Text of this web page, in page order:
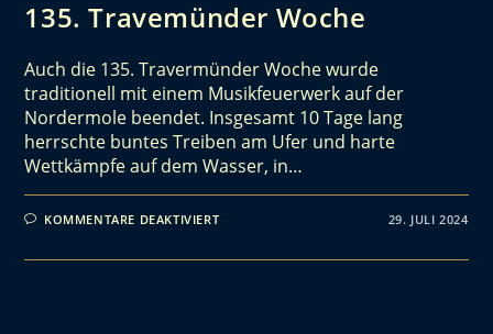
135. Travemünder Woche
Auch die 135. Travermünder Woche wurde
traditionell mit einem Musikfeuerwerk auf der
Nordermole beendet. Insgesamt 10 Tage lang
herrschte buntes Treiben am Ufer und harte
Wettkämpfe auf dem Wasser, in…
KOMMENTARE DEAKTIVIERT 29. JULI 2024